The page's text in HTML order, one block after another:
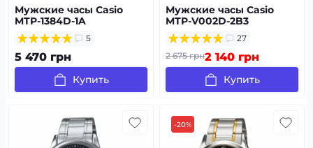
Мужские часы Casio
MTP-1384D-1A
5
5 470 грн
Купить
Мужские часы Casio
MTP-V002D-2B3
27
2 675 грн2 140 грн
Купить
-20%